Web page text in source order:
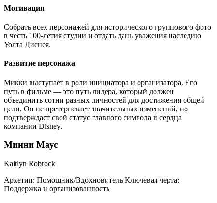
Мотивация
Собрать всех персонажей для исторического группового фото
в честь 100-летия студии и отдать дань уважения наследию
Уолта Диснея.
Развитие персонажа
Микки выступает в роли инициатора и организатора. Его
путь в фильме — это путь лидера, который должен
объединить сотни разных личностей для достижения общей
цели. Он не претерпевает значительных изменений, но
подтверждает свой статус главного символа и сердца
компании Disney.
Минни Маус
Kaitlyn Robrock
Архетип: Помощник/Вдохновитель Ключевая черта:
Поддержка и организованность